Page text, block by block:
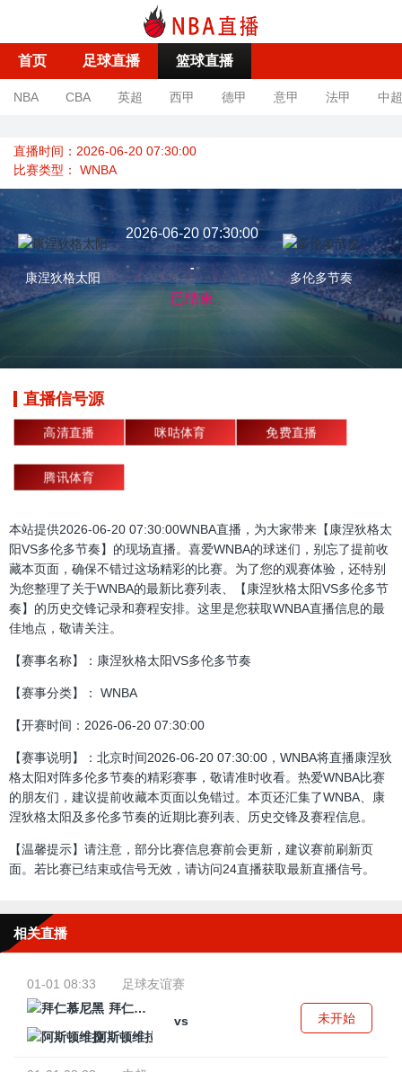
首页 足球直播 篮球直播
NBA CBA 英超 西甲 德甲 意甲 法甲 中超
直播时间：2026-06-20 07:30:00
比赛类型： WNBA
康涅狄格太阳
2026-06-20 07:30:00
-
已结束
多伦多节奏
直播信号源
高清直播 咪咕体育 免费直播
腾讯体育
本站提供2026-06-20 07:30:00WNBA直播，为大家带来【康涅狄格太
阳VS多伦多节奏】的现场直播。喜爱WNBA的球迷们，别忘了提前收
藏本页面，确保不错过这场精彩的比赛。为了您的观赛体验，还特别
为您整理了关于WNBA的最新比赛列表、【康涅狄格太阳VS多伦多节
奏】的历史交锋记录和赛程安排。这里是您获取WNBA直播信息的最
佳地点，敬请关注。
【赛事名称】：康涅狄格太阳VS多伦多节奏
【赛事分类】： WNBA
【开赛时间：2026-06-20 07:30:00
【赛事说明】：北京时间2026-06-20 07:30:00，WNBA将直播康涅狄
格太阳对阵多伦多节奏的精彩赛事，敬请准时收看。热爱WNBA比赛
的朋友们，建议提前收藏本页面以免错过。本页还汇集了WNBA、康
涅狄格太阳及多伦多节奏的近期比赛列表、历史交锋及赛程信息。
【温馨提示】请注意，部分比赛信息赛前会更新，建议赛前刷新页
面。若比赛已结束或信号无效，请访问24直播获取最新直播信号。
相关直播
01-01 08:33
足球友谊赛
拜仁慕尼黑
vs
阿斯顿维拉
未开始